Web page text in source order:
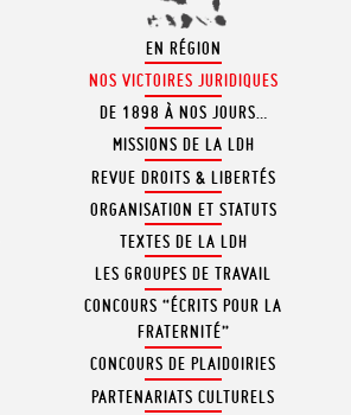
EN RÉGION
NOS VICTOIRES JURIDIQUES
DE 1898 À NOS JOURS…
MISSIONS DE LA LDH
REVUE DROITS & LIBERTÉS
ORGANISATION ET STATUTS
TEXTES DE LA LDH
LES GROUPES DE TRAVAIL
CONCOURS “ÉCRITS POUR LA
FRATERNITÉ”
CONCOURS DE PLAIDOIRIES
PARTENARIATS CULTURELS